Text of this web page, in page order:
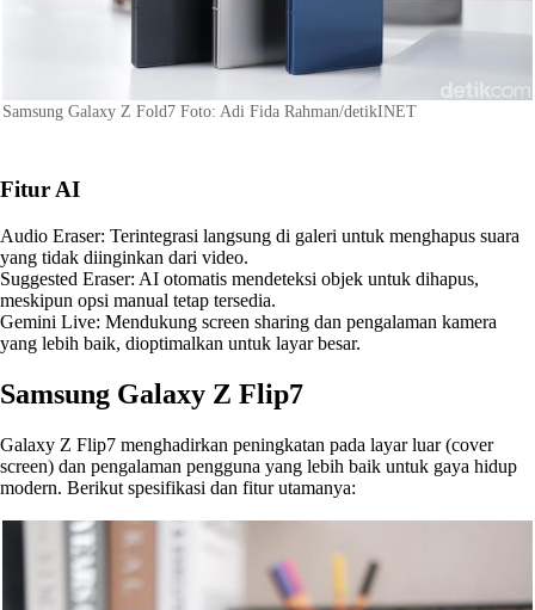
Samsung Galaxy Z Fold7 Foto: Adi Fida Rahman/detikINET
Fitur AI
Audio Eraser: Terintegrasi langsung di galeri untuk menghapus suara
yang tidak diinginkan dari video.
Suggested Eraser: AI otomatis mendeteksi objek untuk dihapus,
meskipun opsi manual tetap tersedia.
Gemini Live: Mendukung screen sharing dan pengalaman kamera
yang lebih baik, dioptimalkan untuk layar besar.
Samsung Galaxy Z Flip7
Galaxy Z Flip7 menghadirkan peningkatan pada layar luar (cover
screen) dan pengalaman pengguna yang lebih baik untuk gaya hidup
modern. Berikut spesifikasi dan fitur utamanya: